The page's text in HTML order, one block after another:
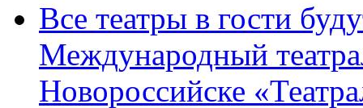
Все театры в гости
Международный
Новороссийске